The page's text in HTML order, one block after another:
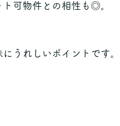
ト可物件との相性も◎。
うれしいポイントです。